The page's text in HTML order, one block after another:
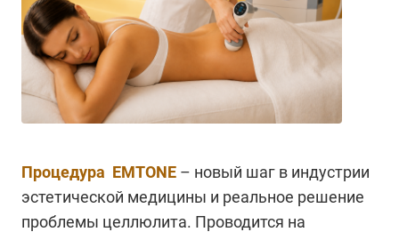
Процедура EMTONE – новый шаг в индустрии
эстетической медицины и реальное решение
проблемы целлюлита. Проводится на